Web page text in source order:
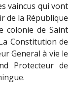
vaincus qui vont
de la République
colonie de Saint
Constitution de
General à vie le
Protecteur de